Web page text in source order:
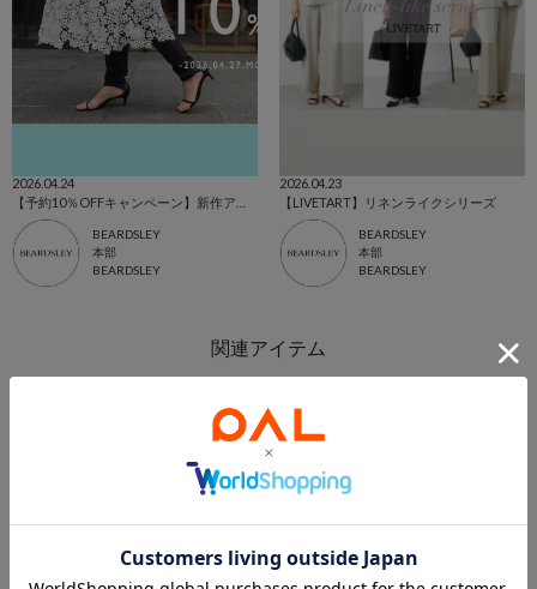
2026.04.24
BEARDSLEY
本部
BEARDSLEY
2026.04.23
【LIVETART】リネンライクシリーズ
BEARDSLEY
本部
BEARDSLEY